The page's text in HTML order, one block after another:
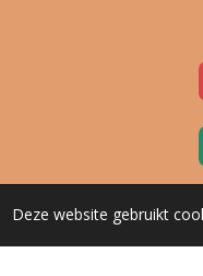
Deze website gebruikt